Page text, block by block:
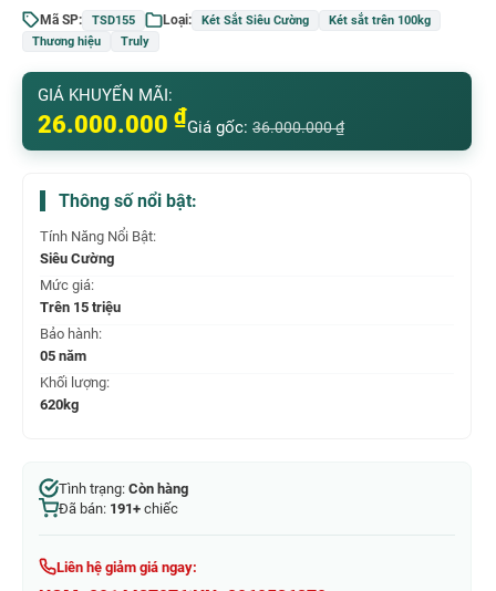
Mã SP: TSD155 Loại: Két Sắt Siêu Cường
Két sắt trên 100kg
Thương hiệu
Truly
GIÁ KHUYẾN MÃI:
26.000.000 ₫Giá gốc: 36.000.000₫
Thông số nổi bật:
Tính Năng Nổi Bật:
Siêu Cường
Mức giá:
Trên 15 triệu
Bảo hành:
05 năm
Khối lượng:
620kg
Tình trạng: Còn hàng
Đã bán: 191+ chiếc
Liên hệ giảm giá ngay: